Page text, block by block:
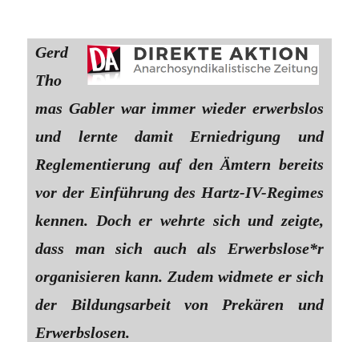
Gerd
Tho
mas Gabler war immer wieder erwerbslos
und lernte damit Erniedrigung und
Reglementierung auf den Ämtern bereits
vor der Einführung des Hartz-IV-Regimes
kennen. Doch er wehrte sich und zeigte,
dass man sich auch als Erwerbslose*r
organisieren kann. Zudem widmete er sich
der Bildungsarbeit von Prekären und
Erwerbslosen.